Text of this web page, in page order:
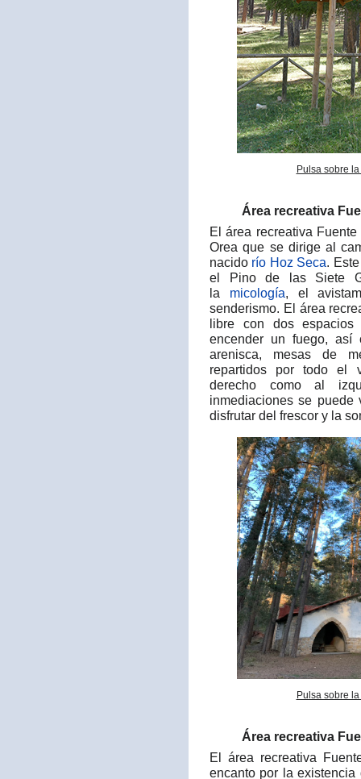
Pulsa sobre
Área recreativa
El área recreativa
Orea que se dirige al
nacido río Hoz Seca.
el Pino de las Siete
la micología, el
senderismo. El área
libre con dos espacios
encender un fuego, así
arenisca, mesas de
repartidos por todo el
derecho como al
inmediaciones se puede
disfrutar del frescor y la
Pulsa sobre
Área recreativa
El área recreativa
encanto por la